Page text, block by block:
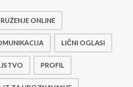
ONLINE
LIČNI OGLASI
PROFIL